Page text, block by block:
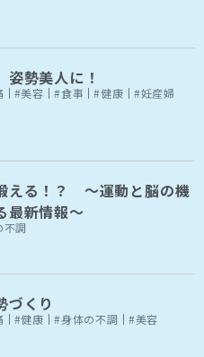
姿勢美人に！
#美容 #食事 #健康 #妊産婦
える！？ ～運動と脳の機
最新情報～
調
づくり
#健康 #身体の不調 #美容